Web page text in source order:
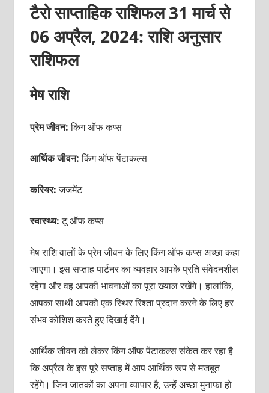
टैरो साप्ताहिक राशिफल 31 मार्च से
06 अप्रैल, 2024: राशि अनुसार
राशिफल
मेष राशि
प्रेम जीवन:किंग ऑफ कप्स
आर्थिक जीवन:किंग ऑफ पेंटाकल्स
करियर:जजमेंट
स्वास्थ्य:टू ऑफ कप्स
मेष राशि वालों केप्रेम जीवन के लिए किंग ऑफ कप्स अच्छा कहा
जाएगा। इस सप्ताह पार्टनर का व्यवहार आपके प्रति संवेदनशील
रहेगा और वह आपकी भावनाओं का पूरा ख्याल रखेंगे। हालांकि,
आपका साथी आपको एक स्थिर रिश्ता प्रदान करने के लिए हर
संभव कोशिश करते हुए दिखाई देंगे।
आर्थिक जीवन को लेकर किंग ऑफ पेंटाकल्स संकेत कर रहा है
कि अप्रैल के इस पूरे सप्ताह में आप आर्थिक रूप से मजबूत
रहेंगे। जिन जातकों का अपना व्यापार है, उन्हें अच्छा मुनाफा हो